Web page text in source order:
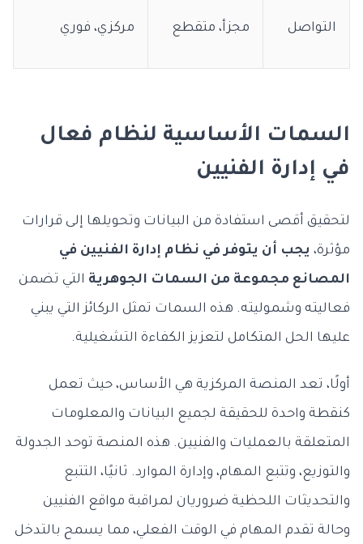
التواصل مجزأ، متقطع مركزي، فوري
السمات الأساسية لنظام فعال
في إدارة الفنيين
لتحقيق أقصى استفادة من البيانات وتحويلها إلى قرارات
مؤثرة، يجب أن يتوفر في نظام إدارة الفنيين في
المصانع مجموعة من السمات الجوهرية التي تضمن
فعاليته وشموليته. هذه السمات تمثل الركائز التي يبني
عليها الحل المتكامل لتعزيز الكفاءة التشغيلية.
أولًا، تعد المنصة المركزية هي الأساس، حيث تعمل
كنقطة واحدة للحقيقة لجميع البيانات والمعلومات
المتعلقة بالعمليات والفنيين. هذه المنصة توحد الجدولة
والتوزيع، وتتبع المهام، وإدارة الموارد. ثانيًا، التتبع
والتحديثات اللحظية ضروريان لمراقبة مواقع الفنيين
وحالة تقدم المهام في الوقت الفعلي، مما يسمح بالتدخل